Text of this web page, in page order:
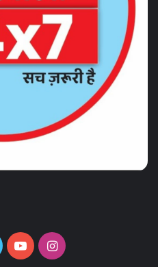
YouTubeInstagram